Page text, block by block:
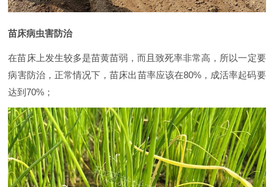
苗床病虫害防治
在苗床上发生较多是苗黄苗弱，而且致死率非常高，所以一定要
病害防治，正常情况下，苗床出苗率应该在80%，成活率起码要
达到70%；